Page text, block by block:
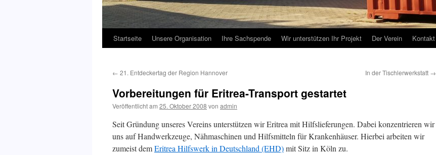
Startseite Unsere Organisation Ihre Sachspende Wir unterstützen Ihr Projekt Der Verein Kontakt
← 21. Entdeckertag der Region Hannover In der Tischlerwerkstatt →
Vorbereitungen für Eritrea-Transport gestartet
Veröffentlicht am 25. Oktober 2008 von admin
Seit Gründung unseres Vereins unterstützen wir Eritrea mit Hilfslieferungen. Dabei konzentrieren wir
uns auf Handwerkzeuge, Nähmaschinen und Hilfsmitteln für Krankenhäuser. Hierbei arbeiten wir
zumeist demEritrea Hilfswerk in Deutschland (EHD)mit Sitz in Köln zu.